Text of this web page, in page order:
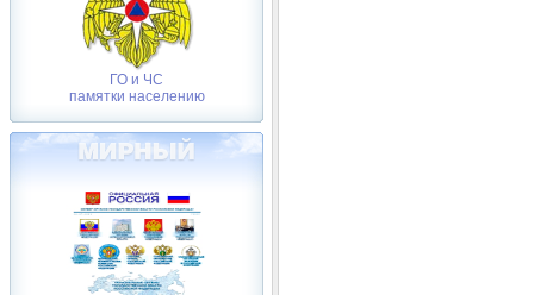
ГО и ЧС
памятки населению